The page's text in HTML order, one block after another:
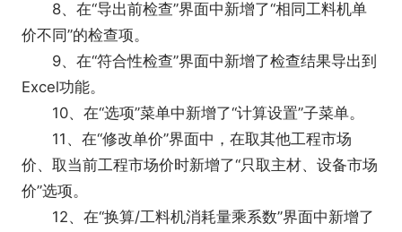
8、在“导出前检查”界面中新增了“相同工料机单
价不同”的检查项。
9、在“符合性检查”界面中新增了检查结果导出到
Excel功能。
10、在“选项”菜单中新增了“计算设置”子菜单。
11、在“修改单价”界面中，在取其他工程市场
价、取当前工程市场价时新增了“只取主材、设备市场
价”选项。
12、在“换算/工料机消耗量乘系数”界面中新增了